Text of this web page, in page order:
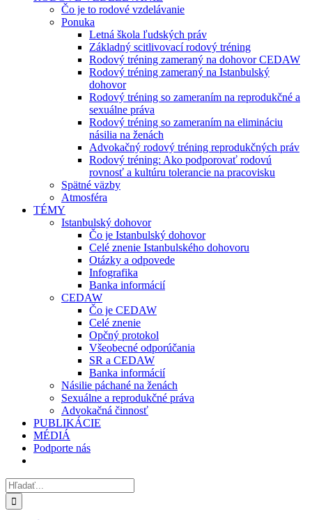
Čo je to rodové vzdelávanie
Ponuka
Letná škola ľudských práv
Základný scitlivovací rodový tréning
Rodový tréning zameraný na dohovor CEDAW
Rodový tréning zameraný na Istanbulský
dohovor
Rodový tréning so zameraním na reprodukčné a
sexuálne práva
Rodový tréning so zameraním na elimináciu
násilia na ženách
Advokačný rodový tréning reprodukčných práv
Rodový tréning: Ako podporovať rodovú
rovnosť a kultúru tolerancie na pracovisku
Spätné väzby
Atmosféra
TÉMY
Istanbulský dohovor
Čo je Istanbulský dohovor
Celé znenie Istanbulského dohovoru
Otázky a odpovede
Infografika
Banka informácií
CEDAW
Čo je CEDAW
Celé znenie
Opčný protokol
Všeobecné odporúčania
SR a CEDAW
Banka informácií
Násilie páchané na ženách
Sexuálne a reprodukčné práva
Advokačná činnosť
PUBLIKÁCIE
MÉDIÁ
Podporte nás
Hľadať: